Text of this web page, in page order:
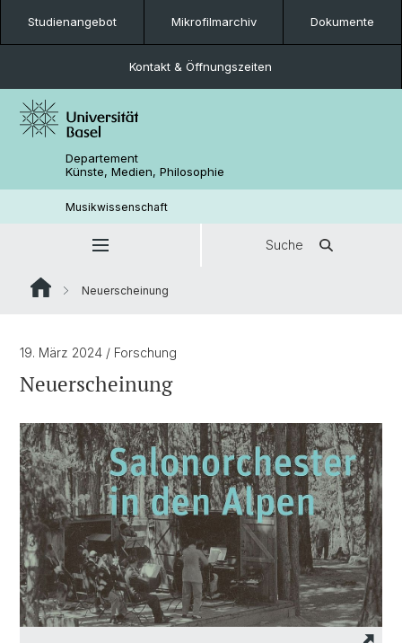
Studienangebot Mikrofilmarchiv Dokumente
Kontakt & Öffnungszeiten
Departement
Künste, Medien, Philosophie
Musikwissenschaft
Suche
Neuerscheinung
19. März 2024 / Forschung
Neuerscheinung